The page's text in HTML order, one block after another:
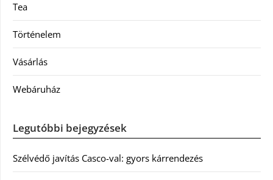
Tea
Történelem
Vásárlás
Webáruház
Legutóbbi bejegyzések
Szélvédő javítás Casco-val: gyors kárrendezés